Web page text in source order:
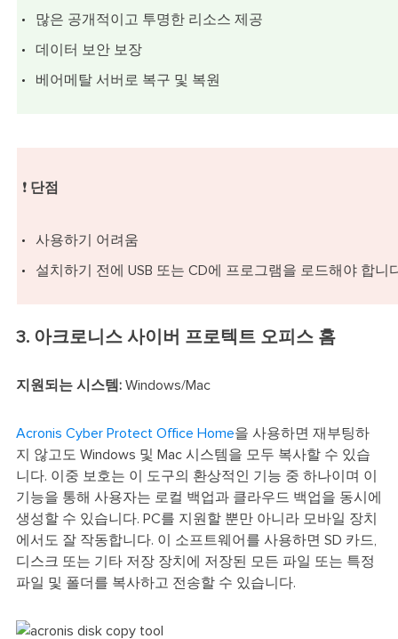
많은 공개적이고 투명한 리소스 제공
데이터 보안 보장
베어메탈 서버로 복구 및 복원
❗ 단점
사용하기 어려움
설치하기 전에 USB 또는 CD에 프로그램을 로드해야 합니
3. 아크로니스 사이버 프로텍트 오피스 홈
지원되는 시스템:Windows/Mac
Acronis Cyber Protect Office Home을 사용하면 재부팅하
지 않고도 Windows 및 Mac 시스템을 모두 복사할 수 있습
니다. 이중 보호는 이 도구의 환상적인 기능 중 하나이며 이
기능을 통해 사용자는 로컬 백업과 클라우드 백업을 동시에
생성할 수 있습니다. PC를 지원할 뿐만 아니라 모바일 장치
에서도 잘 작동합니다. 이 소프트웨어를 사용하면 SD 카드,
디스크 또는 기타 저장 장치에 저장된 모든 파일 또는 특정
파일 및 폴더를 복사하고 전송할 수 있습니다.